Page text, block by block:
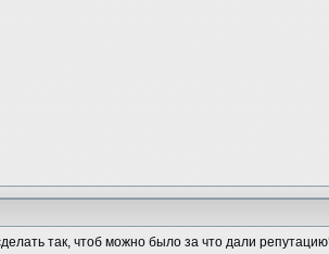
так, чтоб можно было за что дали